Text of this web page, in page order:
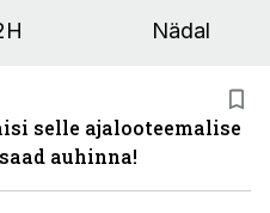
Nädal
selle ajalooteemalise
auhinna!